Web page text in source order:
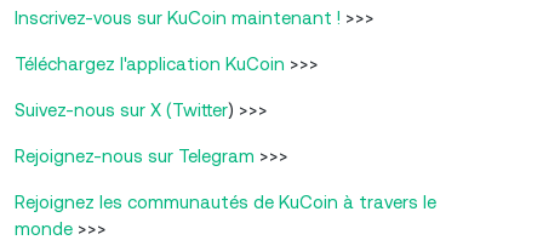
Inscrivez-vous sur KuCoin maintenant ! >>>
Téléchargez l'application KuCoin >>>
Suivez-nous sur X (Twitter) >>>
Rejoignez-nous sur Telegram >>>
Rejoignez les communautés de KuCoin à travers le
monde >>>